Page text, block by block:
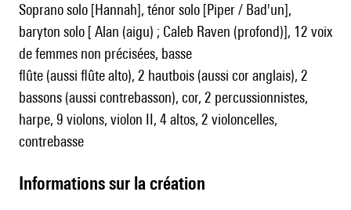
soprano solo [Hannah], ténor solo [Piper / Bad'un],
baryton solo [ Alan (aigu) ; Caleb Raven (profond)], 12 voix
de femmes non précisées, basse
flûte (aussi flûte alto), 2 hautbois (aussi cor anglais), 2
bassons (aussi contrebasson), cor, 2 percussionnistes,
harpe, 9 violons, violon II, 4 altos, 2 violoncelles,
contrebasse
informations sur la création